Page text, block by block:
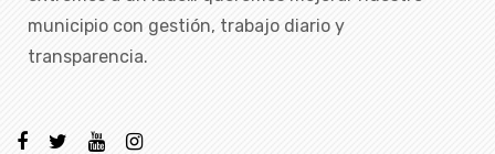
municipio con gestión, trabajo diario y
transparencia.